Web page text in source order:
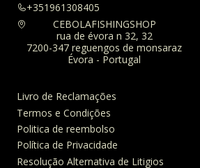
+351961308405
CEBOLAFISHINGSHOP
rua de évora n 32, 32
7200-347 reguengos de monsaraz
Évora - Portugal
Livro de Reclamações
Termos e Condições
Politica de reembolso
Política de Privacidade
Resolução Alternativa de Litigios